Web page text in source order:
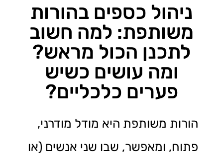
ניהול כספים בהורות
משותפת: למה חשוב
לתכנן הכול מראש?
ומה עושים כשיש
פערים כלכליים?
הורות משותפת היא מודל מודרני,
פתוח, ומאפשר, שבו שני אנשים (או